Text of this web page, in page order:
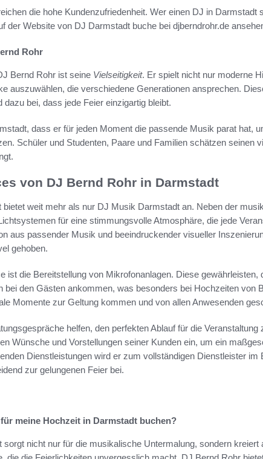
die hohe Kundenzufriedenheit. Wer einen DJ in Darmstadt
der Website von DJ Darmstadt buche bei djberndrohr.de
Rohr
Bernd Rohr ist seine Vielseitigkeit. Er spielt nicht nur moderne
auszuwählen, die verschiedene Generationen ansprechen.
dazu bei, dass jede Feier einzigartig bleibt.
dass er für jeden Moment die passende Musik parat hat,
Schüler und Studenten, Paare und Familien schätzen seinen
von DJ Bernd Rohr in Darmstadt
weit mehr als nur DJ Musik Darmstadt an. Neben der
für eine stimmungsvolle Atmosphäre, die jede
aus passender Musik und beeindruckender visueller
gehoben.
ist die Bereitstellung von Mikrofonanlagen. Diese gewährleisten,
bei den Gästen ankommen, was besonders bei Hochzeiten von
Momente zur Geltung kommen und von allen Anwesenden
helfen, den perfekten Ablauf für die Veranstaltung
Wünsche und Vorstellungen seiner Kunden ein, um ein
Dienstleistungen wird er zum vollständigen Dienstleister im
zur gelungenen Feier bei.
meine Hochzeit in Darmstadt buchen?
nicht nur für die musikalische Untermalung, sondern kreiert